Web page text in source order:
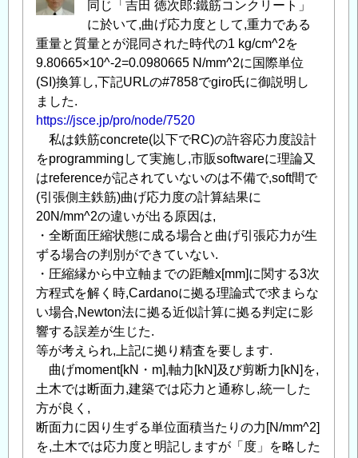
同じ「吉田 徳次郎:鐵筋コンクリート」
に於いて,曲げ応力度として,重力である
重量と質量とが混同された時代の1 kg/cm^2を
9.80665×10^-2=0.0980665 N/mm^2に国際単位
(SI)換算し,下記URLの#7858でgiro氏に御説明し
ました.
https://jsce.jp/pro/node/7520
私は鉄筋concrete(以下でRC)の許容応力度設計
をprogrammingして実施し,市販softwareに理論又
はreferenceが記されていないのは不備で,soft間で
(引張側主鉄筋)曲げ応力度の計算結果に
20N/mm^2の違いが出る原因は,
・全断面圧縮状態に成る場合と曲げ引張応力が生
ずる場合の判別ができていない.
・圧縮縁から中立軸までの距離x[mm]に関する3次
方程式を解く時,Cardanoに拠る理論式で求まらな
い場合,Newton法に拠る近似計算に拠る判定に影
響する誤差が生じた.
等が考えられ,上記に拠り精査を要します.
曲げmoment[kN・m],軸力[kN]及び剪断力[kN]を,
土木では断面力,建築では応力と通称し,統一した
方が良く,
断面力に因り生ずる単位面積当たりの力[N/mm^2]
を,土木では応力度と明記しますが「度」を略した